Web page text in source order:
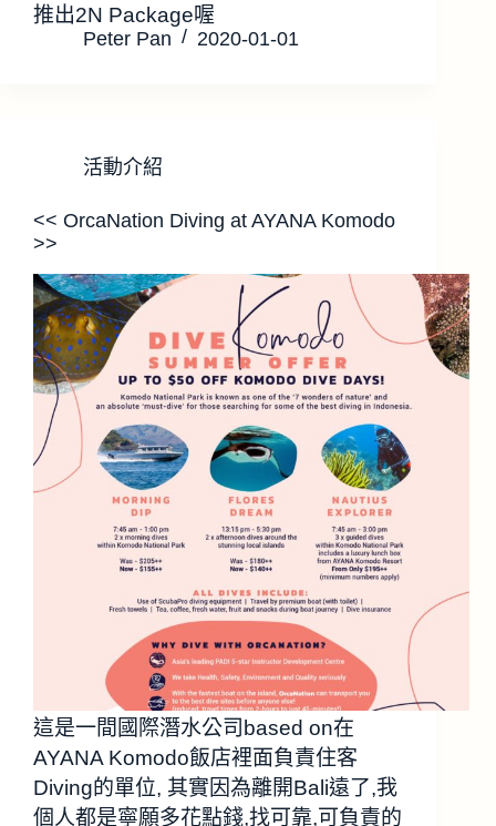
推出2N Package喔
Peter Pan 2020-01-01
活動介紹
<< OrcaNation Diving at AYANA Komodo
>>
這是一間國際潛水公司based on在
AYANA Komodo飯店裡面負責住客
Diving的單位, 其實因為離開Bali遠了,我
個人都是寧願多花點錢,找可靠,可負責的